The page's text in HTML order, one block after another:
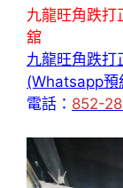
九龍旺角跌打
舘
九龍旺角跌打
(Whatsapp預
電話： 852-